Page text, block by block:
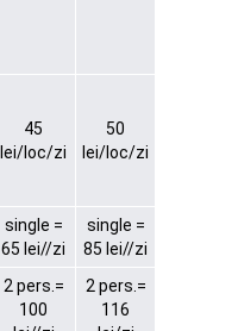
45
lei/loc/zi
50
lei/loc/zi
single =
65 lei//zi
single =
85 lei//zi
2 pers.=
100
2 pers.=
116